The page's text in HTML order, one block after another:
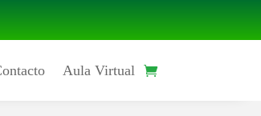
Aula Virtual